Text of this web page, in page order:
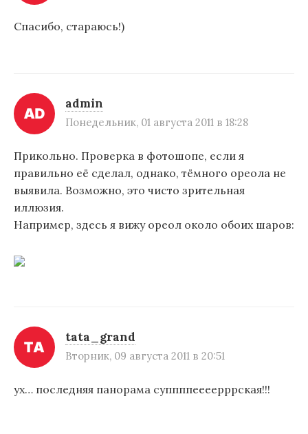
Спасибо, стараюсь!)
admin
Понедельник, 01 августа 2011 в 18:28
Прикольно. Проверка в фотошопе, если я
правильно её сделал, однако, тёмного ореола не
выявила. Возможно, это чисто зрительная
иллюзия.
Например, здесь я вижу ореол около обоих шаров:
tata_grand
Вторник, 09 августа 2011 в 20:51
ух… последняя панорама суппппеееерррская!!!